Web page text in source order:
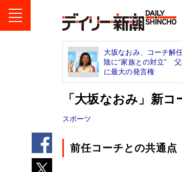
大坂なおみ、コーチ解
陰に“家族との対立”
に最大の発言権
「大坂なおみ」新
スポーツ
前任コーチとの共通点